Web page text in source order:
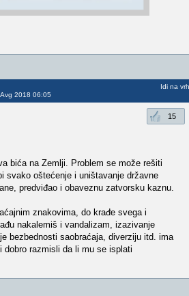
2018 06:05
Idi na vrh
15
bića na Zemlji. Problem se može rešiti
svako oštećenje i uništavanje državne
predviđao i obaveznu zatvorsku kaznu.
znakovima, do krađe svega i
nakalemiš i vandalizam, izazivanje
bezbednosti saobraćaja, diverziju itd. ima
dobro razmisli da li mu se isplati